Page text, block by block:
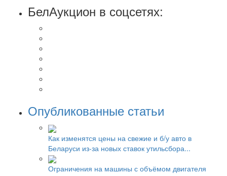
БелАукцион в соцсетях:
Опубликованные статьи
Как изменятся цены на свежие и б/у авто в
Беларуси из-за новых ставок утильсбора...
Ограничения на машины с объёмом двигателя